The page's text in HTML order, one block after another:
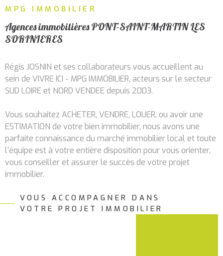
MAIL
MPG IMMOBILIER
Agences immobilières PONT-SAINT-MARTIN LES
SORINIERES
Régis JOSNIN et ses collaborateurs vous accueillent au
sein de VIVRE ICI - MPG IMMOBILIER, acteurs sur le secteur
SUD LOIRE et NORD VENDEE depuis 2003.
Vous souhaitez ACHETER, VENDRE, LOUER, ou avoir une
ESTIMATION de votre bien immobilier, nous avons une
parfaite connaissance du marché immobilier local et toute
l'équipe est à votre entière disposition pour vous orienter,
vous conseiller et assurer le succès de votre projet
immobilier.
Services immobiliers à
VOUS ACCOMPAGNER DANS
VOTRE PROJET IMMOBILIER